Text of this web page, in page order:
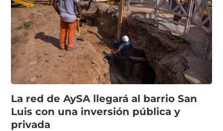
La red de AySA llegará al barrio San
Luis con una inversión pública y
privada